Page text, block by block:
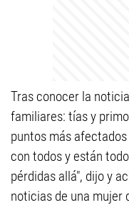
Tras conocer la
familiares: tías y
puntos más
con todos y están
pérdidas allá", dijo y
noticias de una mujer